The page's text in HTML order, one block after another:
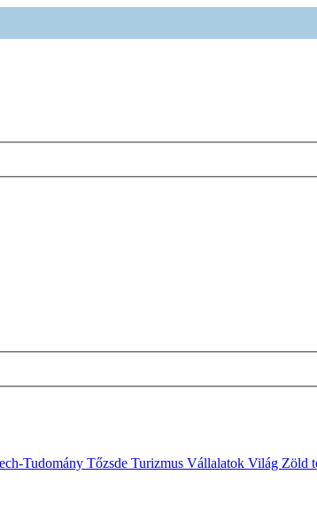
Tudomány Tőzsde Turizmus Vállalatok Világ Zöld